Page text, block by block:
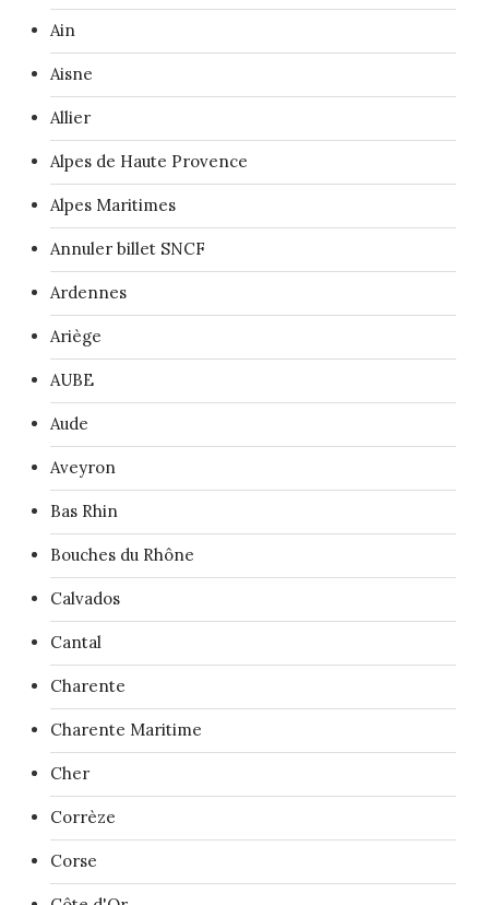
Ain
Aisne
Allier
Alpes de Haute Provence
Alpes Maritimes
Annuler billet SNCF
Ardennes
Ariège
AUBE
Aude
Aveyron
Bas Rhin
Bouches du Rhône
Calvados
Cantal
Charente
Charente Maritime
Cher
Corrèze
Corse